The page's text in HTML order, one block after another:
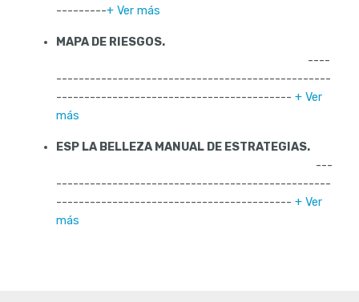
---------+ Ver más
MAPA DE RIESGOS.
----
-------------------------------------------------
------------------------------------------ + Ver
más
ESP LA BELLEZA MANUAL DE ESTRATEGIAS.
---
-------------------------------------------------
------------------------------------------ + Ver
más